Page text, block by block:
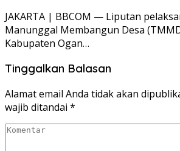
JAKARTA | BBCOM — Liputan
Manunggal Membangun Desa
Kabupaten Ogan…
Tinggalkan Balasan
Alamat email Anda tidak akan
wajib ditandai *